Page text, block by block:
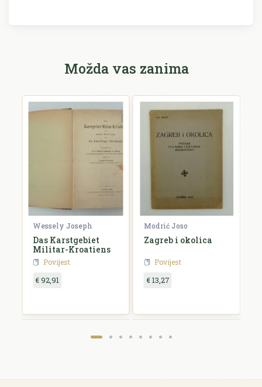
Možda vas zanima
Wessely Joseph
Das Karstgebiet
Militar-Kroatiens
Povijest
€ 92,91
Modrić Joso
Zagreb i okolica
Povijest
€ 13,27